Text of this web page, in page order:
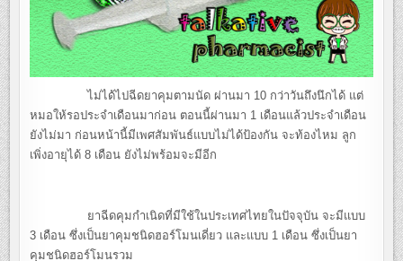
ไม่ได้ไปฉีดยาคุมตามนัด ผ่านมา 10 กว่าวันถึงนึกได้ แต่
หมอให้รอประจำเดือนมาก่อน ตอนนี้ผ่านมา 1 เดือนแล้วประจำเดือน
ยังไม่มา ก่อนหน้านี้มีเพศสัมพันธ์แบบไม่ได้ป้องกัน จะท้องไหม ลูก
เพิ่งอายุได้ 8 เดือน ยังไม่พร้อมจะมีอีก
ยาฉีดคุมกำเนิดที่มีใช้ในประเทศไทยในปัจจุบัน จะมีแบบ
3 เดือน ซึ่งเป็นยาคุมชนิดฮอร์โมนเดี่ยว และแบบ 1 เดือน ซึ่งเป็นยา
คุมชนิดฮอร์โมนรวม